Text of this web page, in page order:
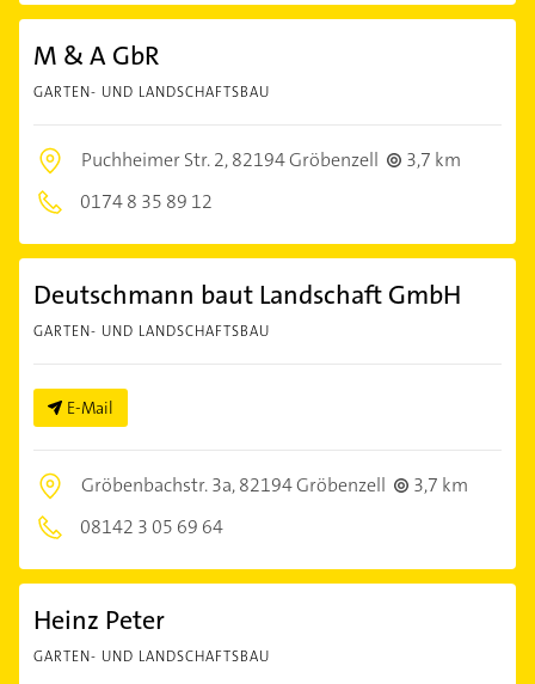
M & A GbR
GARTEN- UND LANDSCHAFTSBAU
Puchheimer Str. 2,82194 Gröbenzell
3,7 km
0174 8 35 89 12
Deutschmann baut Landschaft GmbH
GARTEN- UND LANDSCHAFTSBAU
E-Mail
Gröbenbachstr. 3a,82194 Gröbenzell
3,7 km
08142 3 05 69 64
Heinz Peter
GARTEN- UND LANDSCHAFTSBAU